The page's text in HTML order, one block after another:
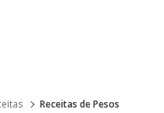
Receitas de Pesos